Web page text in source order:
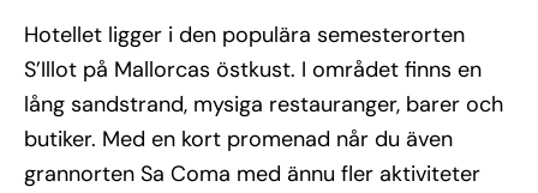
Hotellet ligger i den populära semesterorten
S’Illot på Mallorcas östkust. I området finns en
lång sandstrand, mysiga restauranger, barer och
butiker. Med en kort promenad når du även
grannorten Sa Coma med ännu fler aktiviteter